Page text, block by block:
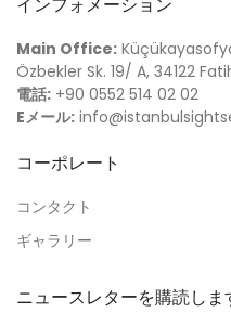
インフォメーション
Main Office:
Özbekler Sk. 19/ A, 34122
電話: +90 0552 514 02 02
Eメール:
コーポレート
コンタクト
ギャラリー
ニュースレターを購読しま